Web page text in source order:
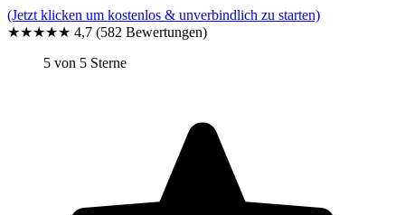
(Jetzt klicken um kostenlos & unverbindlich zu starten)
★★★★★ 4,7 (582 Bewertungen)
5 von 5 Sterne